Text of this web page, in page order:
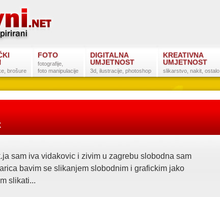
brošure
FOTO
fotografije,
foto manipulacije
DIGITALNA
UMJETNOST
3d, ilustracije, photoshop
KREATIVNA
UMJETNOST
slikarstvo, nakit, ostalo
sam iva vidakovic i zivim u zagrebu slobodna sam
bavim se slikanjem slobodnim i grafickim jako
slikati...